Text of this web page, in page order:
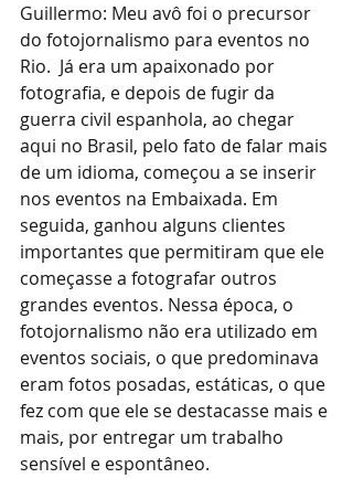
Guillermo: Meu avô foi o precursor
do fotojornalismo para eventos no
Rio.  Já era um apaixonado por
fotografia, e depois de fugir da
guerra civil espanhola, ao chegar
aqui no Brasil, pelo fato de falar mais
de um idioma, começou a se inserir
nos eventos na Embaixada. Em
seguida, ganhou alguns clientes
importantes que permitiram que ele
começasse a fotografar outros
grandes eventos. Nessa época, o
fotojornalismo não era utilizado em
eventos sociais, o que predominava
eram fotos posadas, estáticas, o que
fez com que ele se destacasse mais e
mais, por entregar um trabalho
sensível e espontâneo.